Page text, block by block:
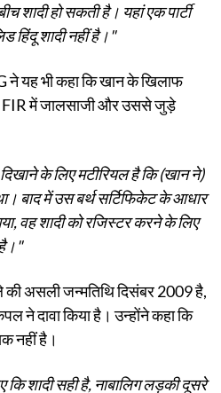
शादी हो सकती है। यहां एक पार्टी
हिंदू शादी नहीं है।"
ने यह भी कहा कि खान के खिलाफ
FIR में जालसाजी और उससे जुड़े
के लिए मटीरियल है कि (खान ने)
बाद में उस बर्थ सर्टिफिकेट के आधार
वह शादी को रजिस्टर करने के लिए
की असली जन्मतिथि दिसंबर 2009 है,
ने दावा किया है। उन्होंने कहा कि
नहीं है।
कि शादी सही है, नाबालिग लड़की दूसरे